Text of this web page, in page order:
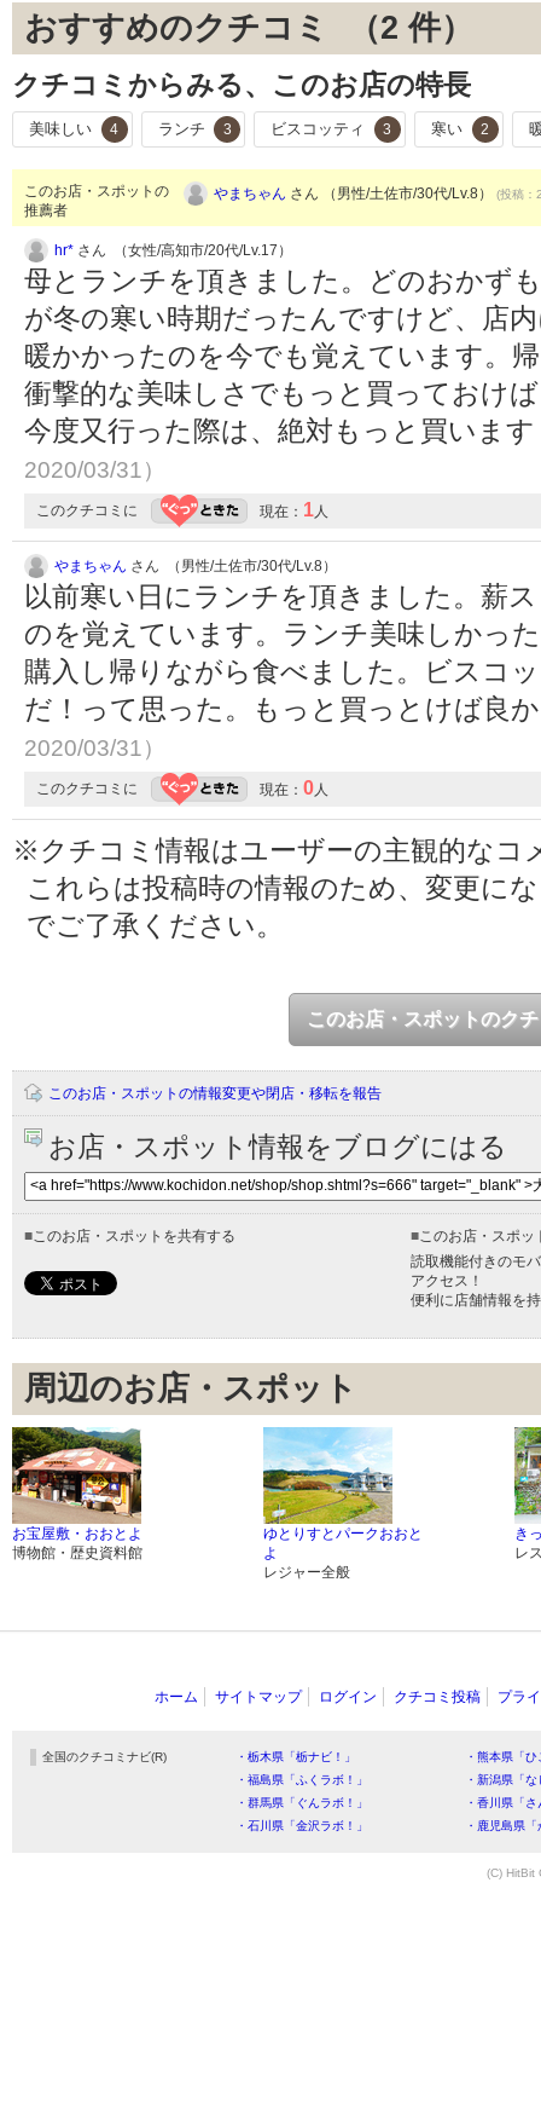
おすすめのクチコミ （2 件）
クチコミからみる、このお店の特長
美味しい 4 ランチ 3 ビスコッティ 3 寒い 2
このお店・スポットの
推薦者
やまちゃん さん （男性/土佐市/30代/Lv.8） (投稿
hr* さん （女性/高知市/20代/Lv.17）
母とランチを頂きました。どのおかず
が冬の寒い時期だったんですけど、店
暖かかったのを今でも覚えています。
衝撃的な美味しさでもっと買っておけ
今度又行った際は、絶対もっと買いま
2020/03/31）
このクチコミに 現在： 1 人
やまちゃん さん （男性/土佐市/30代/Lv.8）
以前寒い日にランチを頂きました。薪
のを覚えています。ランチ美味しかっ
購入し帰りながら食べました。ビスコ
だ！って思った。もっと買っとけば良
2020/03/31）
このクチコミに 現在： 0 人
※クチコミ情報はユーザーの主観的なコ
これらは投稿時の情報のため、変更に
でご了承ください。
このお店・スポットのク
このお店・スポットの情報変更や閉店・移転を報告
お店・スポット情報をブログにはる
■ このお店・スポットを共有する ■ このお店・スポ
読取機能付きのモ
アクセス！
便利に店舗情報を
周辺のお店・スポット
お宝屋敷・おおとよ
博物館・歴史資料館
ゆとりすとパークおおと
よ
レジャー全般
き
レ
ホーム サイトマップ ログイン クチコミ投稿 プラ
全国のクチコミナビ(R) ・栃木県「栃ナビ！」
・熊本県「
・福島県「ふくラボ！」
・新潟県「
・群馬県「ぐんラボ！」
・香川県「
・石川県「金沢ラボ！」
・鹿児島県
(C) HitBit